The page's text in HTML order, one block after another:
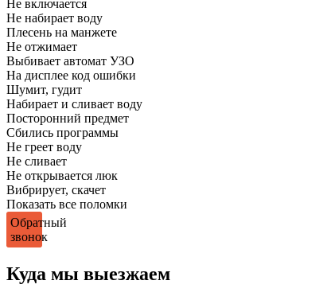
Не включается
Не набирает воду
Плесень на манжете
Не отжимает
Выбивает автомат УЗО
На дисплее код ошибки
Шумит, гудит
Набирает и сливает воду
Посторонний предмет
Сбились программы
Не греет воду
Не сливает
Не открывается люк
Вибрирует, скачет
Показать все поломки
Обратный
звонок
Куда мы выезжаем